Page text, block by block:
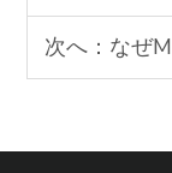
次へ： なぜMicoe